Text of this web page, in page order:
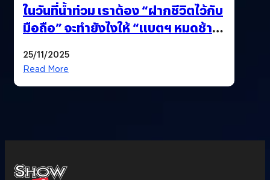
ในวันที่น้ำท่วม เราต้อง “ฝากชีวิตไว้กับ
มือถือ” จะทำยังไงให้ “แบตฯ หมดช้า
25/11/2025
Read More